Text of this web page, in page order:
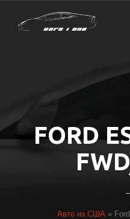
FORD
Авто из США »